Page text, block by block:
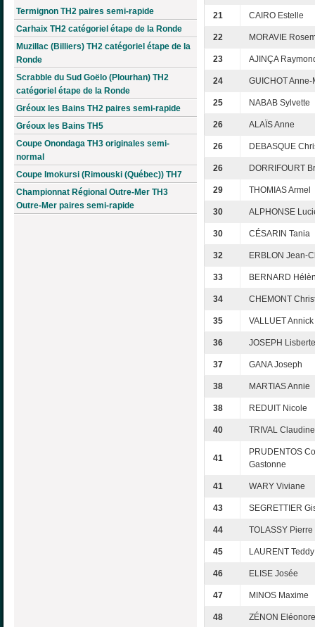
Termignon TH2 paires semi-rapide
Carhaix TH2 catégoriel étape de la Ronde
Muzillac (Billiers) TH2 catégoriel étape de la
Ronde
Scrabble du Sud Goëlo (Plourhan) TH2
catégoriel étape de la Ronde
Gréoux les Bains TH2 paires semi-rapide
Gréoux les Bains TH5
Coupe Onondaga TH3 originales semi-
normal
Coupe Imokursi (Rimouski (Québec)) TH7
Championnat Régional Outre-Mer TH3
Outre-Mer paires semi-rapide
21 CAIRO Estelle
22 MORAVIE
23 AJINÇA
24 GUICHOT Anne-
25 NABAB Sylvette
26 ALAÏS Anne
26 DEBASQUE
26 DORRIFOURT
29 THOMIAS Armel
30 ALPHONSE
30 CÉSARIN Tania
32 ERBLON Jean-
33 BERNARD
34 CHEMONT
35 VALLUET Annick
36 JOSEPH Lisberte
37 GANA Joseph
38 MARTIAS Annie
38 REDUIT Nicole
40 TRIVAL Claudine
41
PRUDENTOS
Gastonne
41 WARY Viviane
43 SEGRETTIER
44 TOLASSY Pierre
45 LAURENT Teddy
46 ELISE Josée
47 MINOS Maxime
48 ZÉNON Eléonore